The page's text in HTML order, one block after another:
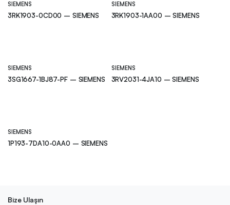
SIEMENS
3RK1903-0CD00 – SIEMENS
SIEMENS
3RK1903-1AA00 – SIEMENS
SIEMENS
3SG1667-1BJ87-PF – SIEMENS
SIEMENS
3RV2031-4JA10 – SIEMENS
SIEMENS
1P193-7DA10-0AA0 – SIEMENS
Bize Ulaşın